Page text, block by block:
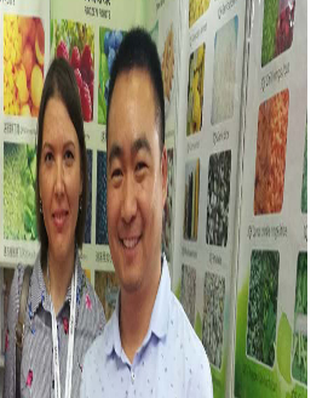
营销网络
人力资源
新闻资讯
加盟合作
联系我们